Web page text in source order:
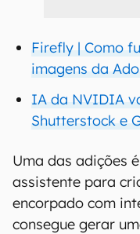
Firefly | Como
imagens da
IA da NVIDIA
Shutterstock e
Uma das adições
assistente para
encorpado com
consegue gerar